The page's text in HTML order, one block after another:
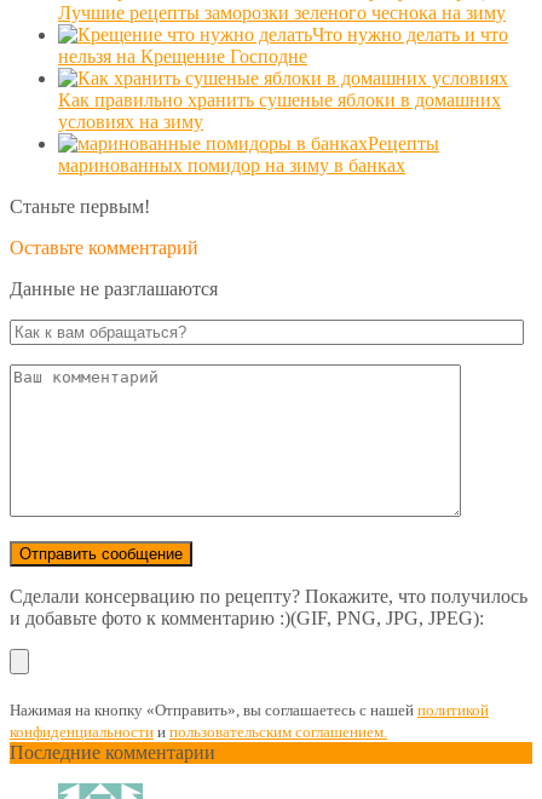
Лучшие рецепты заморозки зеленого чеснока на зиму
Что нужно делать и что
нельзя на Крещение Господне
Как правильно хранить сушеные яблоки в домашних
условиях на зиму
Рецепты
маринованных помидор на зиму в банках
Станьте первым!
Оставьте комментарий
Данные не разглашаются
Сделали консервацию по рецепту? Покажите, что получилось
и добавьте фото к комментарию :)(GIF, PNG, JPG, JPEG):
Нажимая на кнопку «Отправить», вы соглашаетесь с нашей политикой
конфиденциальности и пользовательским соглашением.
Последние комментарии